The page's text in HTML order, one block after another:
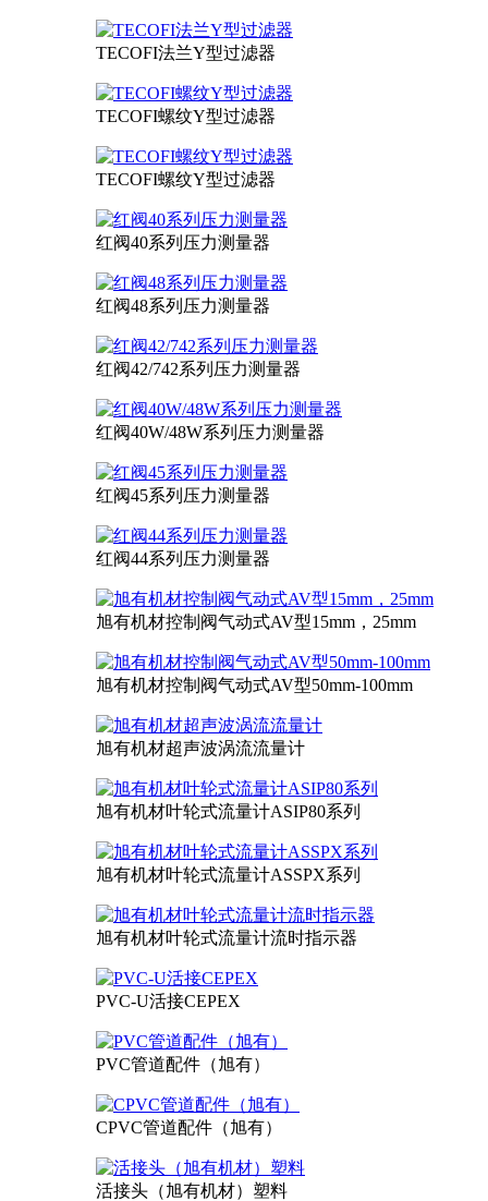
TECOFI法兰Y型过滤器
TECOFI螺纹Y型过滤器
TECOFI螺纹Y型过滤器
红阀40系列压力测量器
红阀48系列压力测量器
红阀42/742系列压力测量器
红阀40W/48W系列压力测量器
红阀45系列压力测量器
红阀44系列压力测量器
旭有机材控制阀气动式AV型15mm，25mm
旭有机材控制阀气动式AV型50mm-100mm
旭有机材超声波涡流流量计
旭有机材叶轮式流量计ASIP80系列
旭有机材叶轮式流量计ASSPX系列
旭有机材叶轮式流量计流时指示器
PVC-U活接CEPEX
PVC管道配件（旭有）
CPVC管道配件（旭有）
活接头（旭有机材）塑料